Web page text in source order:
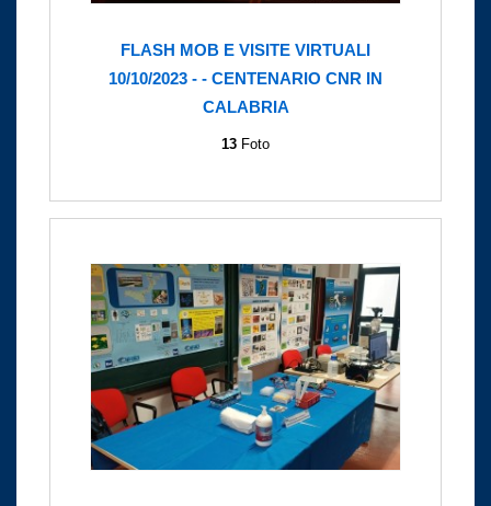
FLASH MOB E VISITE VIRTUALI
10/10/2023 - - CENTENARIO CNR IN
CALABRIA
13 Foto